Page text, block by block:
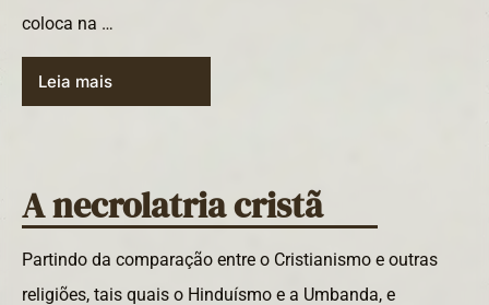
coloca na …
Leia mais
A necrolatria cristã
Partindo da comparação entre o Cristianismo e outras
religiões, tais quais o Hinduísmo e a Umbanda, e